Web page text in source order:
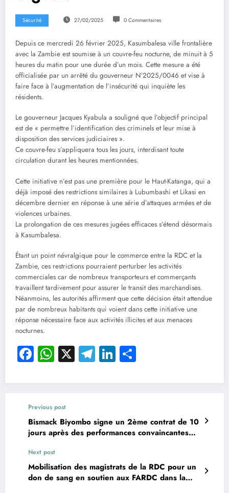
Sécurité 27/02/2025 0 Commentaires
Depuis ce mercredi 26 février 2025, Kasumbalesa ville frontalière
avec la Zambie est soumise à un couvre-feu nocturne, de minuit à 5
heures du matin pour une durée d’un mois. Cette mesure a été
officialisée par un arrêté du gouverneur N°2025/0046 et vise à
faire face à l’augmentation de l’insécurité qui inquiète les
résidents.
Le gouverneur Jacques Kyabula a souligné que l’objectif principal
est de « permettre l’identification des criminels et leur mise à
disposition des services judiciaires ».
Ce couvre-feu s’appliquera tous les jours, interdisant toute
circulation durant les heures mentionnées.
Cette initiative n’est pas une première pour le Haut-Katanga, qui a
déjà imposé des restrictions similaires à Lubumbashi et Likasi en
décembre dernier en réponse à une série d’attaques armées et de
violences urbaines.
La prolongation de ces mesures jugées efficaces s’étend désormais
à Kasumbalesa.
Étant un point névralgique pour le commerce entre la RDC et la
Zambie, ces restrictions pourraient perturber les activités
commerciales car de nombreux transporteurs et commerçants
travaillent tardivement pour assurer le transit des marchandises.
Néanmoins, les autorités affirment que cette décision était attendue
par de nombreux habitants qui voient dans cette initiative une
réponse nécessaire face aux activités illicites et aux menaces
nocturnes.
Facebook
WhatsApp
X Telegram
LinkedIn
Previous post
Bismack Biyombo signe un 2ème contrat de 10
jours après des performances convaincantes
Next post
Mobilisation des magistrats de la RDC pour un
don de sang en soutien aux FARDC dans la